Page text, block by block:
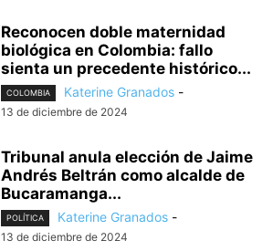
Reconocen doble maternidad
biológica en Colombia: fallo
sienta un precedente histórico...
COLOMBIA Katerine Granados -
13 de diciembre de 2024
Tribunal anula elección de Jaime
Andrés Beltrán como alcalde de
Bucaramanga...
POLÍTICA Katerine Granados -
13 de diciembre de 2024